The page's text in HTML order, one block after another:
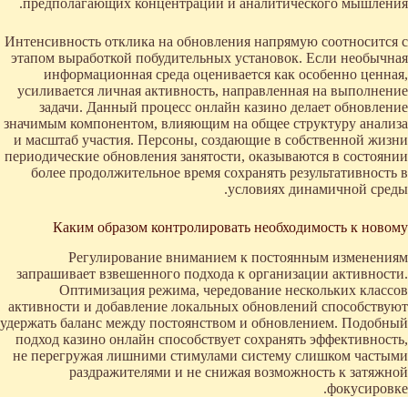
Интенсивность отклика на обновления напрямую соотносится с
этапом выработкой побудительных установок. Если необычная
информационная среда оценивается как особенно ценная,
усиливается личная активность, направленная на выполнение
задачи. Данный процесс онлайн казино делает обновление
значимым компонентом, влияющим на общее структуру анализа
и масштаб участия. Персоны, создающие в собственной жизни
периодические обновления занятости, оказываются в состоянии
более продолжительное время сохранять результативность в
условиях динамичной среды.
Каким образом контролировать необходимость к новому
Регулирование вниманием к постоянным изменениям
запрашивает взвешенного подхода к организации активности.
Оптимизация режима, чередование нескольких классов
активности и добавление локальных обновлений способствуют
удержать баланс между постоянством и обновлением. Подобный
подход казино онлайн способствует сохранять эффективность,
не перегружая лишними стимулами систему слишком частыми
раздражителями и не снижая возможность к затяжной
фокусировке.